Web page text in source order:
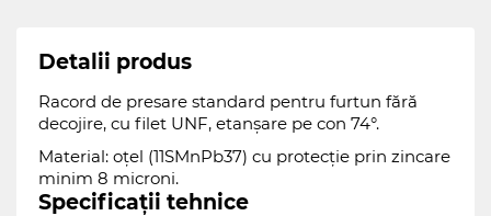
Detalii produs
Racord de presare standard pentru furtun fără
decojire, cu filet UNF, etanșare pe con 74°.
Material: oțel (11SMnPb37) cu protecție prin zincare
minim 8 microni.
Specificații tehnice